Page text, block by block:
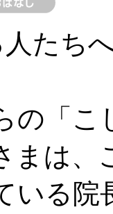
たち
の「こ
まは、
いる院